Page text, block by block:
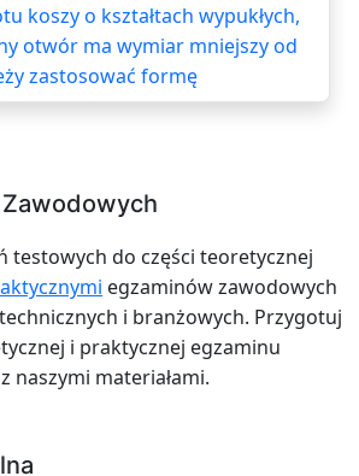
koszy o kształtach wypukłych,
otwór ma wymiar mniejszy od
zastosować formę
Zawodowych
testowych do części teoretycznej
egzaminów zawodowych
i branżowych. Przygotuj
i praktycznej egzaminu
naszymi materiałami.